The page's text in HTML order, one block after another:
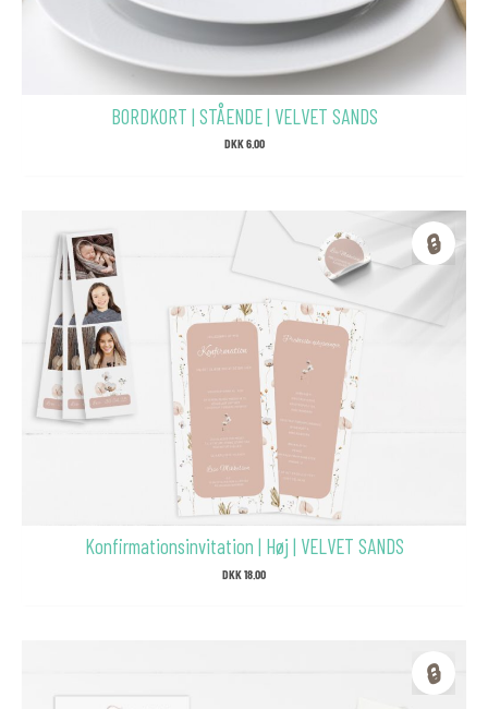
BORDKORT | STÅENDE | VELVET SANDS
DKK6.00
🔒
Konfirmationsinvitation | Høj | VELVET SANDS
DKK18.00
🔒